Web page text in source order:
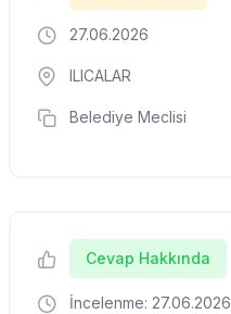
27.06.2026
ILICALAR
Belediye Meclisi
Cevap Hakkında
İncelenme: 27.06.2026